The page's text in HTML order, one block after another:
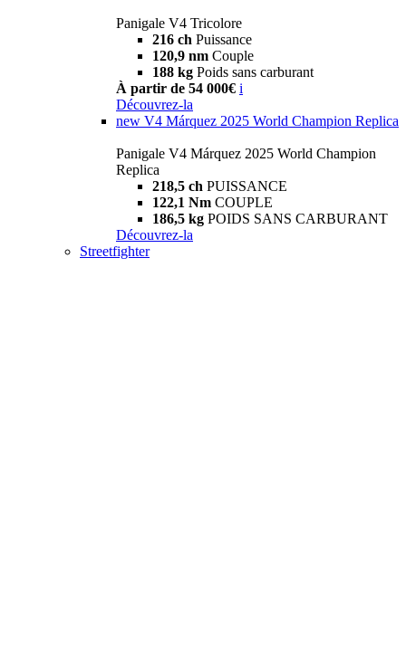
Panigale V4 Tricolore
216 ch Puissance
120,9 nm Couple
188 kg Poids sans carburant
À partir de 54 000€ i
Découvrez-la
new V4 Márquez 2025 World Champion Replica
Panigale V4 Márquez 2025 World Champion
Replica
218,5 ch PUISSANCE
122,1 Nm COUPLE
186,5 kg POIDS SANS CARBURANT
Découvrez-la
Streetfighter